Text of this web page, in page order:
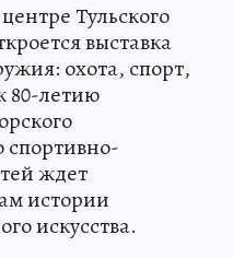
Тульского
выставка
охота, спорт,
80-летию
спортивно-
ждет
истории
искусства.